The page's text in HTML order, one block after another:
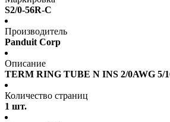
S2/0-56R-C
Производитель
Panduit Corp
Описание
TERM RING TUBE N INS 2/0AWG 5/
Количество страниц
1 шт.